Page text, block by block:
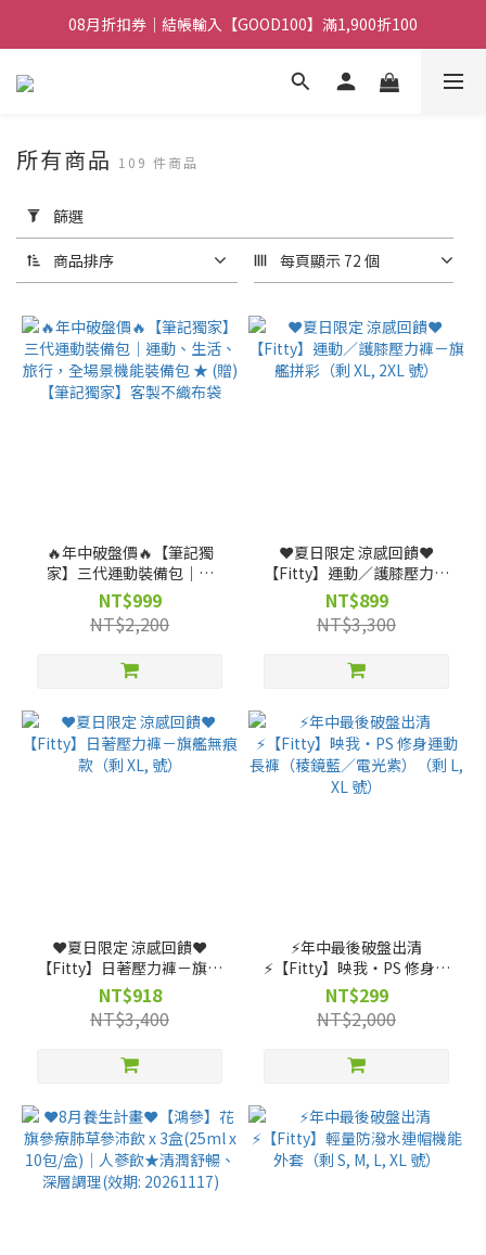
08月折扣券｜結帳輸入【GOOD100】滿1,900折100
08月折扣券｜結帳輸入【GOOD250】滿2,500折200
08月折扣券｜結帳輸入【GOOD100】滿1,900折100
用
篩
選
(0/20)
價格
(NT$)
所有商品 109 件商品
篩選
商品排序 每頁顯示 72 個
🔥年中破盤價🔥【筆記獨
家】三代運動裝備包｜運
動、生活、旅行，全場景機
能裝備包 ★ (贈)【筆記獨
家】客製不織布袋
NT$999
NT$2,200
❤️夏日限定 涼感回饋❤️
【Fitty】運動／護膝壓力褲
－旗艦拼彩（剩 XL, 2XL 號）
NT$899
NT$3,300
❤️夏日限定 涼感回饋❤️
【Fitty】日著壓力褲－旗艦
無痕款（剩 XL, 號）
NT$918
NT$3,400
⚡️年中最後破盤出清
⚡️【Fitty】映我・PS 修身運
動長褲（稜鏡藍／電光紫）
（剩 L, XL 號）
NT$299
NT$2,000